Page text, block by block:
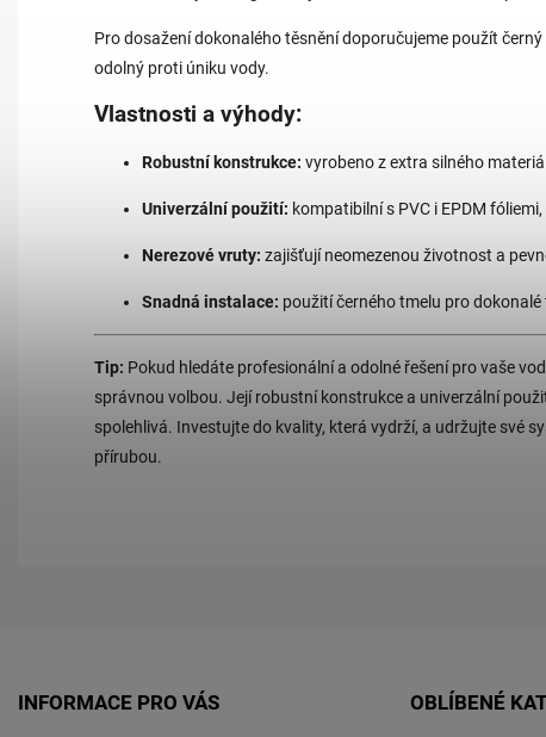
Pro dosažení dokonalého těsnění doporučujeme použít
odolný proti úniku vody.
Vlastnosti a výhody:
Robustní konstrukce: vyrobeno z extra silného
Univerzální použití: kompatibilní s PVC i EPDM
Nerezové vruty: zajišťují neomezenou životnost a
Snadná instalace: použití černého tmelu pro dokonalé
Tip: Pokud hledáte profesionální a odolné řešení pro vaše
správnou volbou. Její robustní konstrukce a univerzální
spolehlivá. Investujte do kvality, která vydrží, a udržujte své
přírubou.
INFORMACE PRO VÁS OBLÍBENÉ